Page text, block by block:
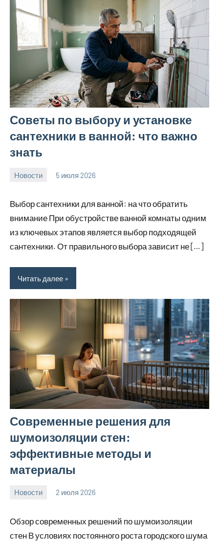
Советы по выбору и установке
сантехники в ванной: что важно
знать
Новости 5 июля 2026
Выбор сантехники для ванной: на что обратить
внимание При обустройстве ванной комнаты одним
из ключевых этапов является выбор подходящей
сантехники. От правильного выбора зависит не […]
Читать далее
Современные решения для
шумоизоляции стен:
эффективные методы и
материалы
Новости 2 июля 2026
Обзор современных решений по шумоизоляции
стен В условиях постоянного роста городского шума